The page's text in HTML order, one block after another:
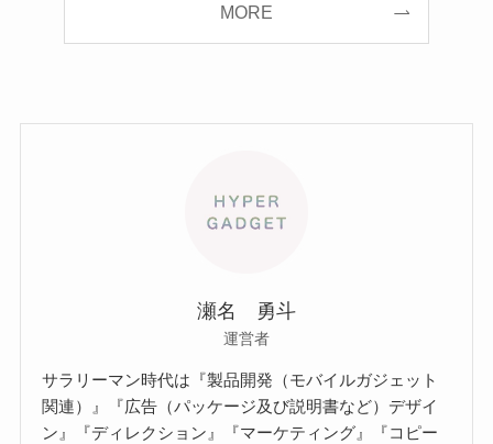
MORE
瀬名 勇斗
運営者
サラリーマン時代は『製品開発（モバイルガジェット
関連）』『広告（パッケージ及び説明書など）デザイ
ン』『ディレクション』『マーケティング』『コピー